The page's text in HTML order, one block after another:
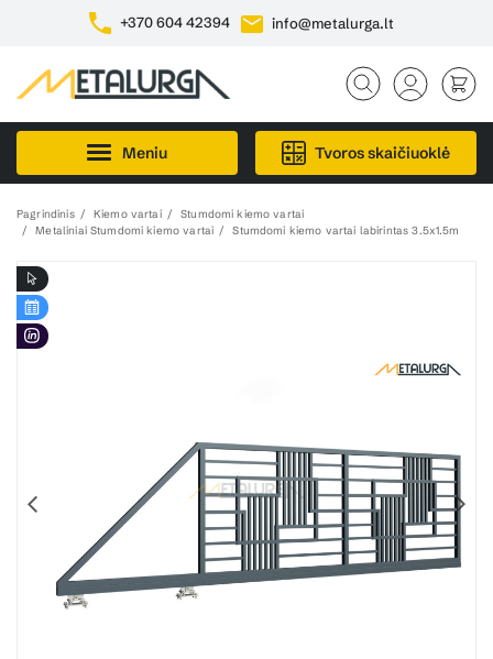
+370 604 42394 info@metalurga.lt
Meniu Tvoros skaičiuoklė
Pagrindinis Kiemo vartai
Stumdomi kiemo vartai
Metaliniai Stumdomi kiemo vartai
Stumdomi kiemo vartai labirintas 3.5x1.5m